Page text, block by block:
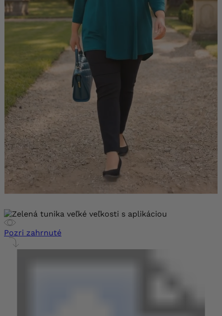
Pozri zahrnuté